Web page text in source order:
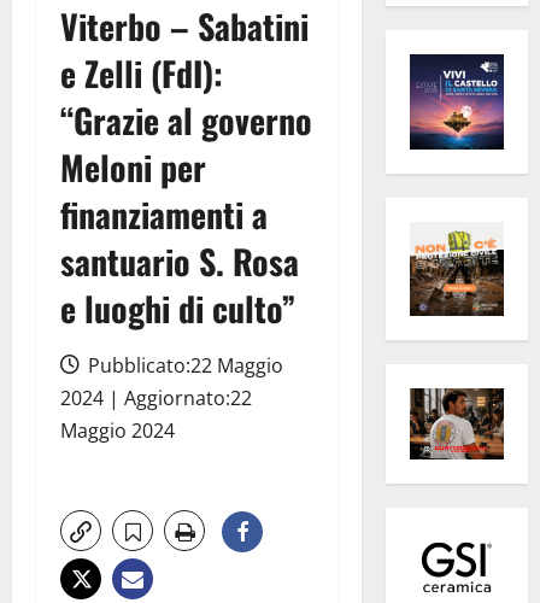
Viterbo – Sabatini
e Zelli (FdI):
“Grazie al governo
Meloni per
finanziamenti a
santuario S. Rosa
e luoghi di culto”
Pubblicato:22 Maggio
2024 | Aggiornato:22
Maggio 2024